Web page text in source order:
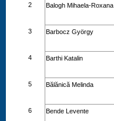
2 Balogh Mihaela-Roxana
3 Barbocz György
4 Barthi Katalin
5 Bălănică Melinda
6 Bende Levente